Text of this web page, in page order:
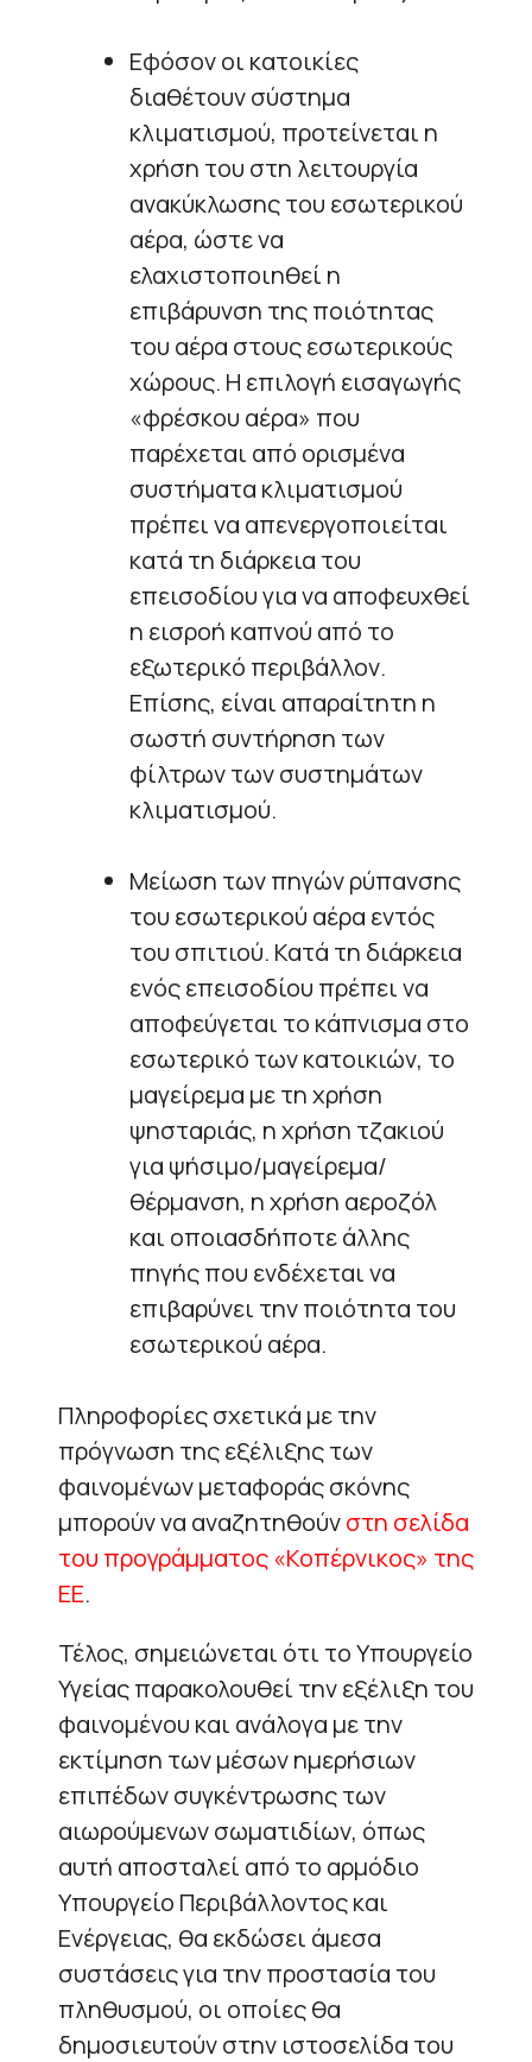
Εφόσον οι κατοικίες
διαθέτουν σύστημα
κλιματισμού, προτείνεται η
χρήση του στη λειτουργία
ανακύκλωσης του εσωτερικού
αέρα, ώστε να
ελαχιστοποιηθεί η
επιβάρυνση της ποιότητας
του αέρα στους εσωτερικούς
χώρους. Η επιλογή εισαγωγής
«φρέσκου αέρα» που
παρέχεται από ορισμένα
συστήματα κλιματισμού
πρέπει να απενεργοποιείται
κατά τη διάρκεια του
επεισοδίου για να αποφευχθεί
η εισροή καπνού από το
εξωτερικό περιβάλλον.
Επίσης, είναι απαραίτητη η
σωστή συντήρηση των
φίλτρων των συστημάτων
κλιματισμού.
Μείωση των πηγών ρύπανσης
του εσωτερικού αέρα εντός
του σπιτιού. Κατά τη διάρκεια
ενός επεισοδίου πρέπει να
αποφεύγεται το κάπνισμα στο
εσωτερικό των κατοικιών, το
μαγείρεμα με τη χρήση
ψησταριάς, η χρήση τζακιού
για ψήσιμο/μαγείρεμα/
θέρμανση, η χρήση αεροζόλ
και οποιασδήποτε άλλης
πηγής που ενδέχεται να
επιβαρύνει την ποιότητα του
εσωτερικού αέρα.
Πληροφορίες σχετικά με την
πρόγνωση της εξέλιξης των
φαινομένων μεταφοράς σκόνης
μπορούν να αναζητηθούνστη σελίδα
του προγράμματος «Κοπέρνικος» της
ΕΕ.
Τέλος, σημειώνεται ότι το Υπουργείο
Υγείας παρακολουθεί την εξέλιξη του
φαινομένου και ανάλογα με την
εκτίμηση των μέσων ημερήσιων
επιπέδων συγκέντρωσης των
αιωρούμενων σωματιδίων, όπως
αυτή αποσταλεί από το αρμόδιο
Υπουργείο Περιβάλλοντος και
Ενέργειας, θα εκδώσει άμεσα
συστάσεις για την προστασία του
πληθυσμού, οι οποίες θα
δημοσιευτούν στην ιστοσελίδα του